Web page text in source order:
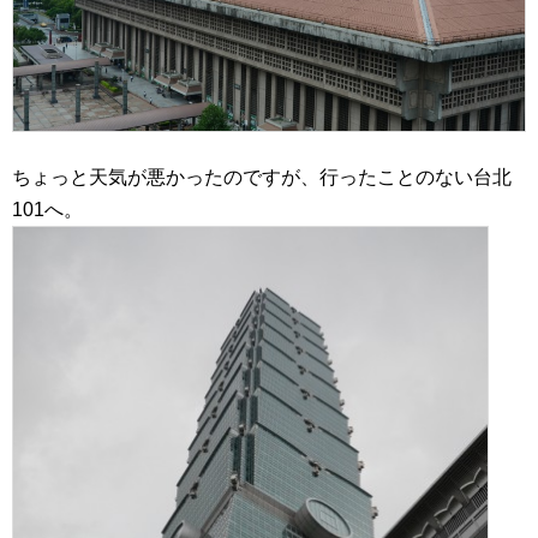
ちょっと天気が悪かったのですが、行ったことのない台北
101へ。